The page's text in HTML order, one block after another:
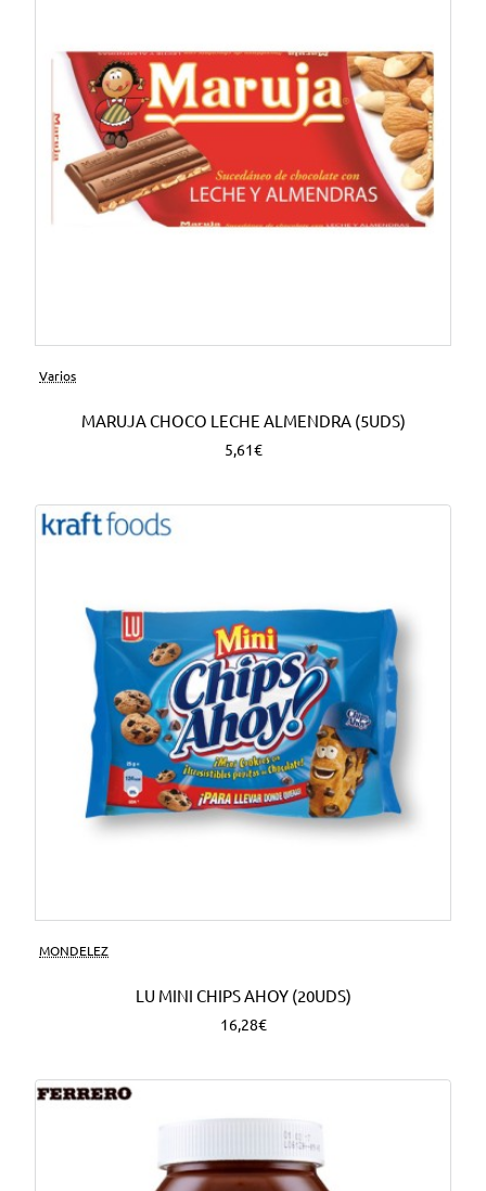
Varios
MARUJA CHOCO LECHE ALMENDRA (5UDS)
5,61€
MONDELEZ
LU MINI CHIPS AHOY (20UDS)
16,28€